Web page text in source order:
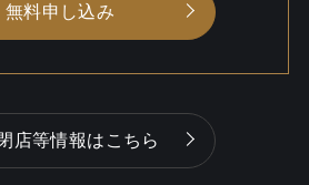
無料申し込み
店等情報はこちら